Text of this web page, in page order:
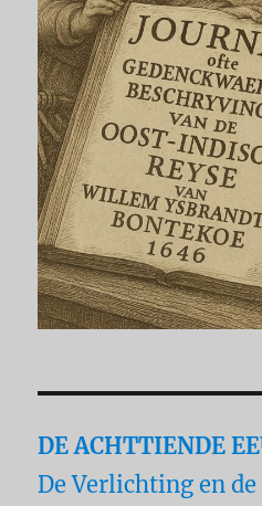
DE ACHTTIENDE
De Verlichting en